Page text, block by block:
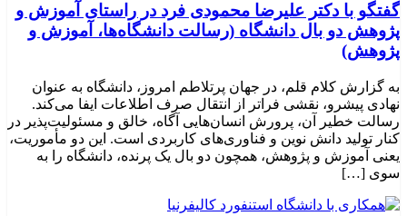
گفتگو با دکتر علیرضا محمودی فرد در راستای آموزش و
پژوهش دو بال دانشگاه (رسالت دانشگاه‌ها، آموزش و
پژوهش)
به گزارش کلام قلم، در جهان پرتلاطم امروز، دانشگاه به عنوان
نهادی پیشرو، نقشی فراتر از انتقال صرف اطلاعات ایفا می‌کند.
رسالت خطیر آن، پرورش انسان‌هایی آگاه، خالق و مسئولیت‌پذیر در
کنار تولید دانش نوین و فناوری‌های کاربردی است. این دو مأموریت،
یعنی آموزش و پژوهش، همچون دو بال یک پرنده، دانشگاه را به
سوی […]